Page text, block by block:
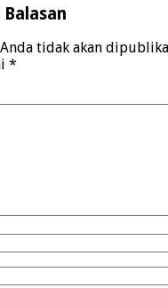
tidak akan
*